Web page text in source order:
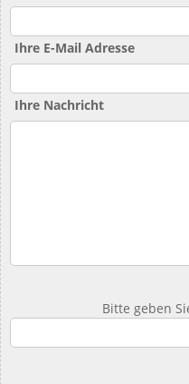
Ihre E-Mail Adresse
Ihre Nachricht
Bitte geben